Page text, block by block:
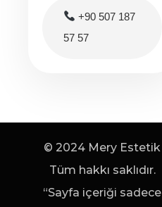
+90 507 187
57 57
© 2024 Mery Estetik
Tüm hakkı saklıdır.
“Sayfa içeriği sadece